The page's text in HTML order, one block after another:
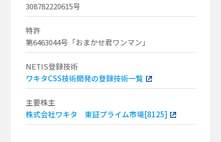
308782220615号
特許
第6463044号「おまかせ君ワンマン」
NETIS登録技術
ワキタCSS技術開発の登録技術一覧
主要株主
株式会社ワキタ 東証プライム市場[8125]